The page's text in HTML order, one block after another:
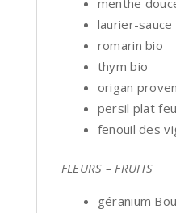
menthe
laurier-sauce
romarin bio
thym bio
origan
persil plat
fenouil des
FLEURS – FRUITS
géranium